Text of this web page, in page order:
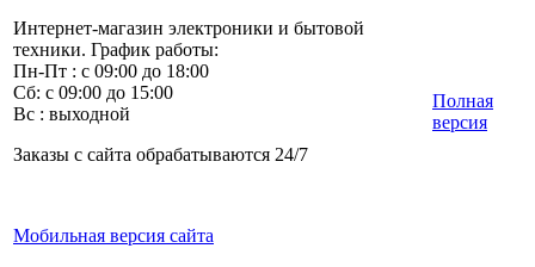
Интернет-магазин электроники и бытовой
техники. График работы:
Пн-Пт : с 09:00 до 18:00
Сб: с 09:00 до 15:00
Вс : выходной
Заказы с сайта обрабатываются 24/7
Мобильная версия сайта
Полная
версия